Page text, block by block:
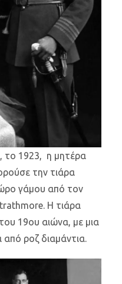
το 1923, η μητέρα
την τιάρα
γάμου από τον
Η τιάρα
19ου αιώνα, με μια
ροζ διαμάντια.